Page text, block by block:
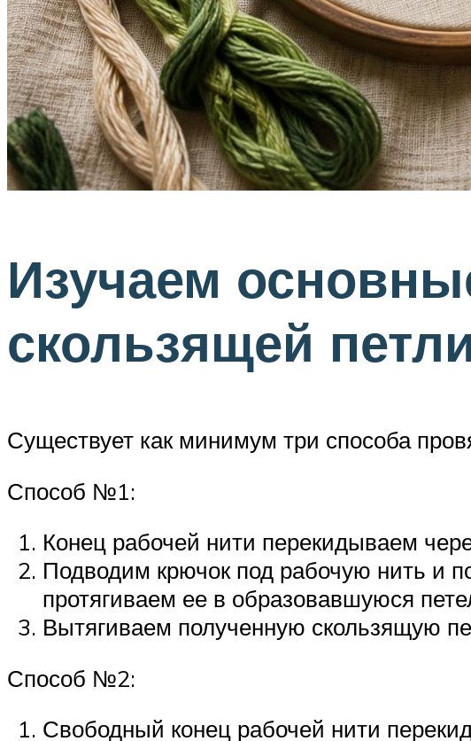
Изучаем
скользящей
Существует как минимум три способа
Способ №1:
Конец рабочей нити перекидываем
Подводим крючок под рабочую нить и
протягиваем ее в образовавшуюся
Вытягиваем полученную скользящую
Способ №2:
Свободный конец рабочей нити